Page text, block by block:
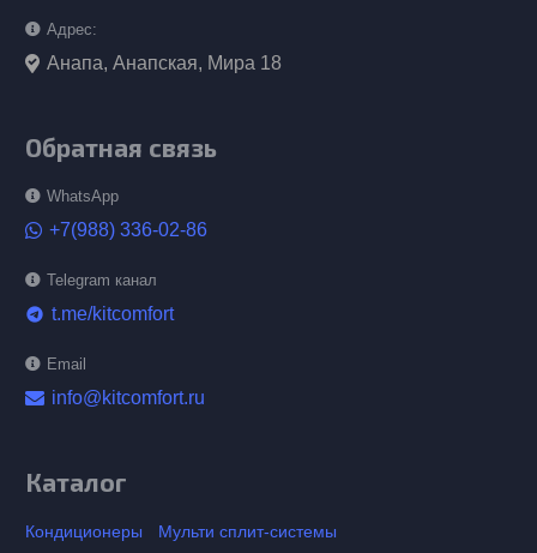
Адрес:
Анапа, Анапская, Мира 18
Обратная связь
WhatsApp
+7(988) 336-02-86
Telegram канал
telegram t.me/kitcomfort
Email
info@kitcomfort.ru
Каталог
Кондиционеры
Мульти сплит-системы